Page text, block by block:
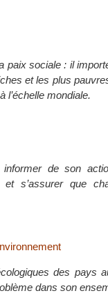
paix sociale : il
et les plus
l’échelle mondiale.
de son
s’assurer que
des pays
dans son